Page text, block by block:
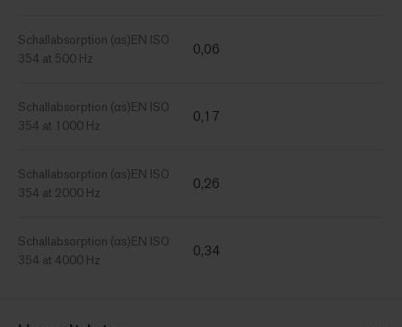
Schallabsorption (αs)EN ISO
354 at 500 Hz
0,06
Schallabsorption (αs)EN ISO
354 at 1000 Hz
0,17
Schallabsorption (αs)EN ISO
354 at 2000 Hz
0,26
Schallabsorption (αs)EN ISO
354 at 4000 Hz
0,34